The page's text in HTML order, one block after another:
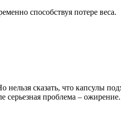
способствуя потере веса.
сказать, что капсулы
серьезная проблема –